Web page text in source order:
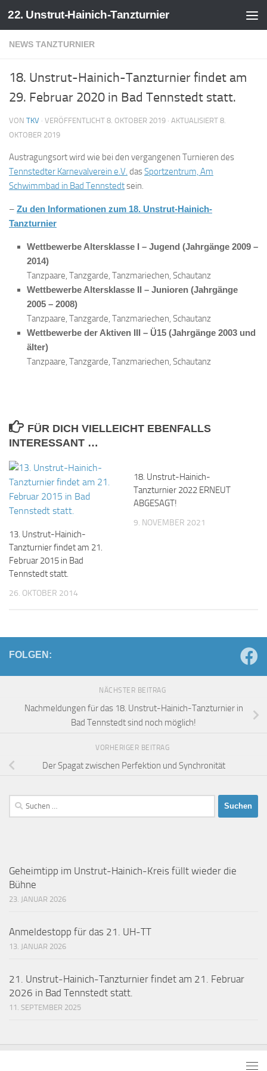
Zum Inhalt springen
22. Unstrut-Hainich-Tanzturnier
NEWS TANZTURNIER
18. Unstrut-Hainich-Tanzturnier findet am
29. Februar 2020 in Bad Tennstedt statt.
VON TKV · VERÖFFENTLICHT 8. OKTOBER 2019 · AKTUALISIERT 8.
OKTOBER 2019
Austragungsort wird wie bei den vergangenen Turnieren des
Tennstedter Karnevalverein e.V. dasSportzentrum, Am
Schwimmbad in Bad Tennstedtsein.
– Zu den Informationen zum 18. Unstrut-Hainich-
Tanzturnier
Wettbewerbe Altersklasse I – Jugend (Jahrgänge 2009 –
2014)
Tanzpaare, Tanzgarde, Tanzmariechen, Schautanz
Wettbewerbe Altersklasse II – Junioren (Jahrgänge
2005 – 2008)
Tanzpaare, Tanzgarde, Tanzmariechen, Schautanz
Wettbewerbe der Aktiven III – Ü15 (Jahrgänge 2003 und
älter)
Tanzpaare, Tanzgarde, Tanzmariechen, Schautanz
FÜR DICH VIELLEICHT EBENFALLS
INTERESSANT …
13. Unstrut-Hainich-
Tanzturnier findet am 21.
Februar 2015 in Bad
Tennstedt statt.
26. OKTOBER 2014
18. Unstrut-Hainich-
Tanzturnier 2022 ERNEUT
ABGESAGT!
9. NOVEMBER 2021
FOLGEN:
NÄCHSTER BEITRAG
Nachmeldungen für das 18. Unstrut-Hainich-Tanzturnier in
Bad Tennstedt sind noch möglich!
VORHERIGER BEITRAG
Der Spagat zwischen Perfektion und Synchronität
Suchen
nach:
Geheimtipp im Unstrut-Hainich-Kreis füllt wieder die
Bühne
23. JANUAR 2026
Anmeldestopp für das 21. UH-TT
13. JANUAR 2026
21. Unstrut-Hainich-Tanzturnier findet am 21. Februar
2026 in Bad Tennstedt statt.
11. SEPTEMBER 2025